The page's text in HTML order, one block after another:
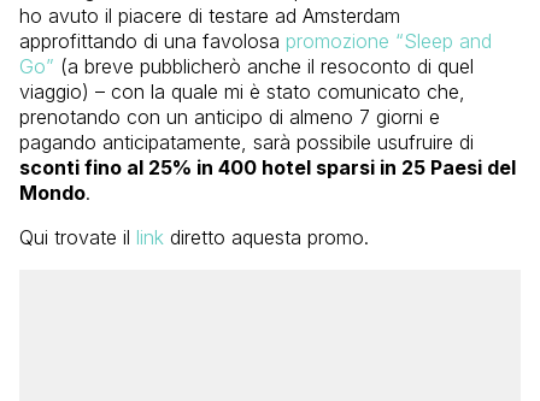
ho avuto il piacere di testare ad Amsterdam
approfittando di una favolosa promozione “Sleep and
Go” (a breve pubblicherò anche il resoconto di quel
viaggio) – con la quale mi è stato comunicato che,
prenotando con un anticipo di almeno 7 giorni e
pagando anticipatamente, sarà possibile usufruire di
sconti fino al 25% in 400 hotel sparsi in 25 Paesi del
Mondo.
Qui trovate il link diretto aquesta promo.